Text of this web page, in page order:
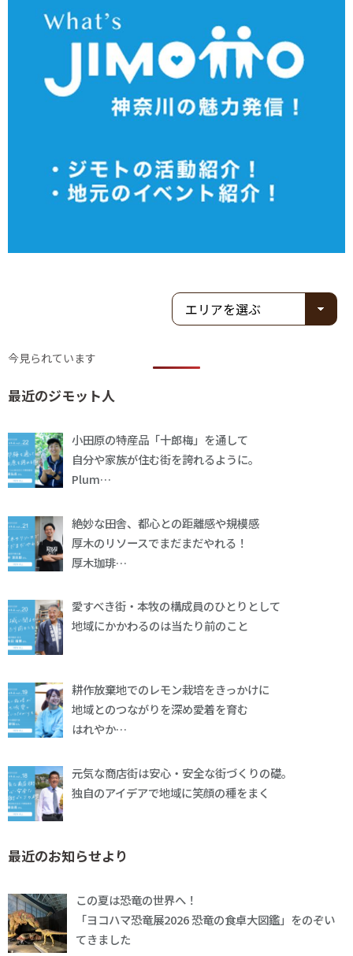
今見られています
最近のジモット人
小田原の特産品「十郎梅」を通して
自分や家族が住む街を誇れるように。
Plum…
絶妙な田舎、都心との距離感や規模感
厚木のリソースでまだまだやれる！
厚木珈琲…
愛すべき街・本牧の構成員のひとりとして
地域にかかわるのは当たり前のこと
耕作放棄地でのレモン栽培をきっかけに
地域とのつながりを深め愛着を育む
はれやか…
元気な商店街は安心・安全な街づくりの礎。
独自のアイデアで地域に笑顔の種をまく
最近のお知らせより
この夏は恐竜の世界へ！
「ヨコハマ恐竜展2026 恐竜の食卓大図鑑」をのぞい
てきました